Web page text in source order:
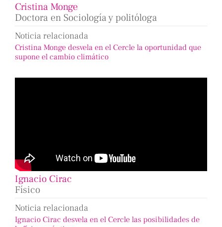
Cristina Monge
Doctora en Sociología y politóloga
Noticia relacionada
Cristina Monge desvela en el Cercle la oportunidad que
supone el cambio climático
Ignacio Cirac
Físico
Noticia relacionada
Ignacio Cirac desvela en el Cercle las posibilidades de